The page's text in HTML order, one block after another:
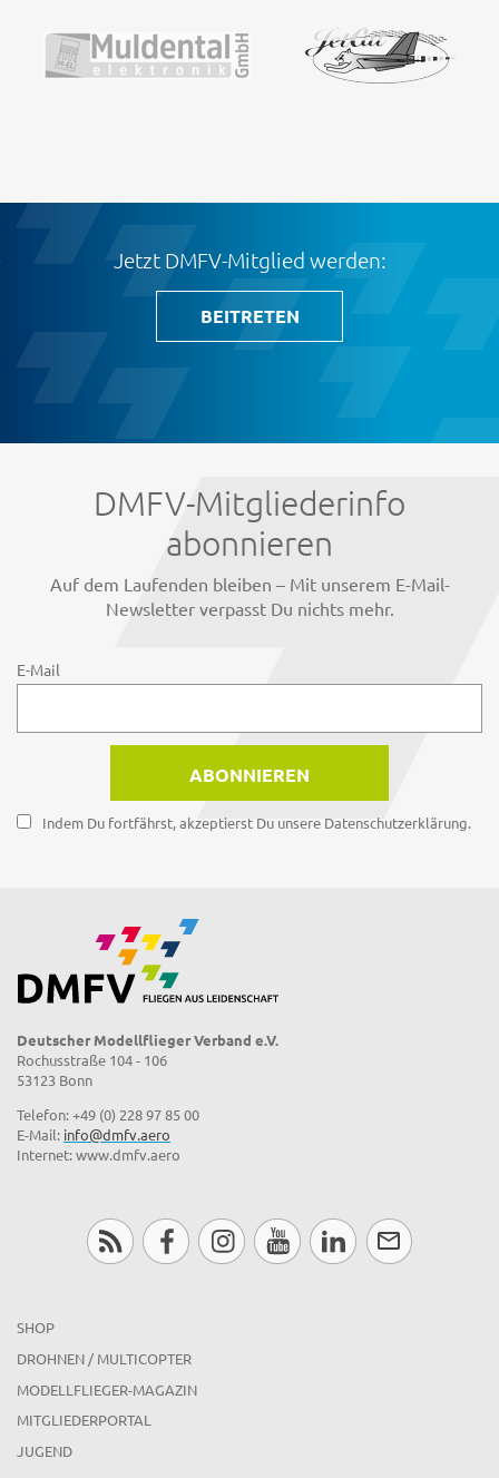
Jetzt DMFV-Mitglied werden:
BEITRETEN
DMFV-Mitgliederinfo
abonnieren
Auf dem Laufenden bleiben – Mit unserem E-Mail-
Newsletter verpasst Du nichts mehr.
E-Mail
Indem Du fortfährst, akzeptierst Du unsere Datenschutzerklärung.
Deutscher Modellflieger Verband e.V.
Rochusstraße 104 - 106
53123 Bonn
Telefon: +49 (0) 228 97 85 00
E-Mail: info@dmfv.aero
Internet: www.dmfv.aero
SHOP
DROHNEN / MULTICOPTER
MODELLFLIEGER-MAGAZIN
MITGLIEDERPORTAL
JUGEND